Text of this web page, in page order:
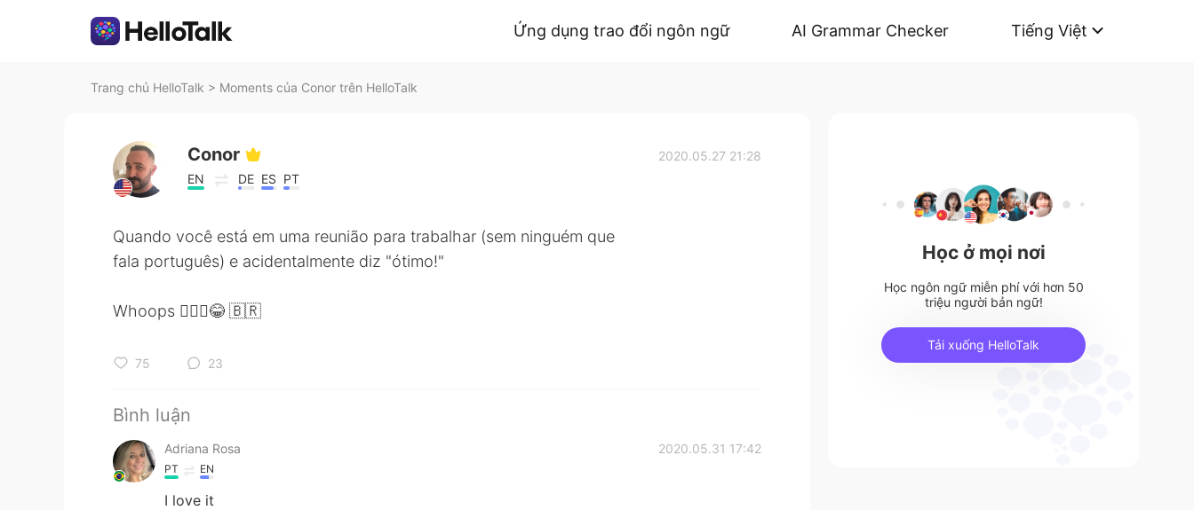
Ứng dụng trao đổi ngôn ngữ AI Grammar Checker Tiếng Việt
Trang chủ HelloTalk > Moments của Conor trên HelloTalk
Conor
EN DE ES PT
2020.05.27 21:28
Quando você está em uma reunião para trabalhar (sem ninguém que
fala português) e acidentalmente diz "ótimo!"
Whoops 🤷🏻‍♂️😂 🇧🇷
75 23
Bình luận
Adriana Rosa 2020.05.31 17:42
PT EN
I love it
Học ở mọi nơi
Học ngôn ngữ miễn phí với hơn 50
triệu người bản ngữ!
Tải xuống HelloTalk